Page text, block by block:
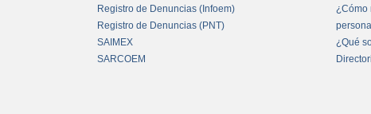
Registro de Denuncias (Infoem)
Registro de Denuncias (PNT)
SAIMEX
SARCOEM
¿Cómo
¿Qué